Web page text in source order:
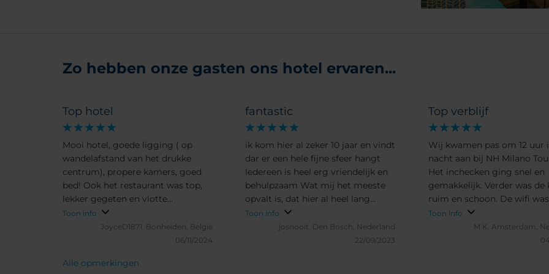
Zo hebben onze gasten ons hotel ervaren...
Top hotel
Mooi hotel, goede ligging ( op
wandelafstand van het drukke
centrum), propere kamers, goed
bed! Ook het restaurant was top,
lekker gegeten en vlotte
bediening. Ook wil ik de
uitstekende service van het hotel
benadrukken.We hadden onze
een parking vlakbij het hotel. Toen
Toon info
JoyceD1871. Bonheiden, België
06/11/2024
fantastic
ik kom hier al zeker 10 jaar en vindt
dar er een hele fijne sfeer hangt
Iedereen is heel erg vriendelijk en
behulpzaam Wat mij het meeste
opvalt is, dat hier al heel lang
dezelfde mensen werken..... dat
zegt genoeg denk ik ;-)
Toon info
josnooit.
Den Bosch, Nederland
22/09/2023
Top verblijf
Wij kwamen pas om 12 uur
nacht aan bij NH Milano
Het inchecken ging snel en
gemakkelijk. Verder was de
ruim en schoon. De wifi
en vriendelijk personeel. Ik
nog een keer willen
Toon info
M K. Amsterdam,
Alle opmerkingen